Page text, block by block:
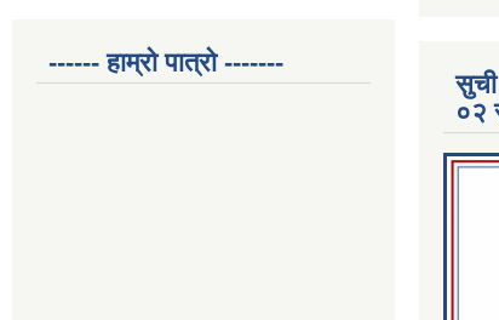
------ हाम्रो पात्रो -------
०२